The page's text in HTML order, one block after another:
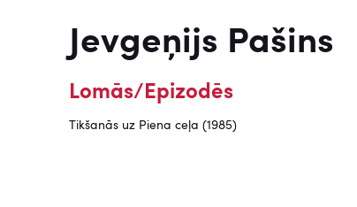
Jevgeņijs Pašins
Lomās/Epizodēs
Tikšanās uz Piena ceļa (1985)